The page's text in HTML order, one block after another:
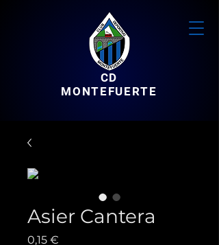
CD
MONTEFUERTE
Asier Cantera
0,15 €